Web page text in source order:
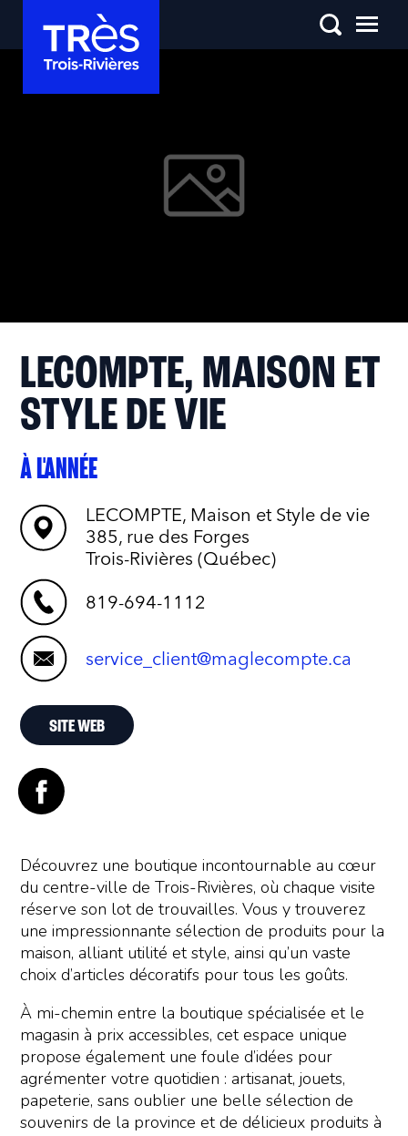
Découvrez une boutique incontournable au cœur
du centre-ville de Trois-Rivières, où chaque visite
réserve son lot de trouvailles. Vous y trouverez
une impressionnante sélection de produits pour la
maison, alliant utilité et style, ainsi qu’un vaste
choix d’articles décoratifs pour tous les goûts.
À mi-chemin entre la boutique spécialisée et le
magasin à prix accessibles, cet espace unique
propose également une foule d’idées pour
agrémenter votre quotidien : artisanat, jouets,
papeterie, sans oublier une belle sélection de
souvenirs de la province et de délicieux produits à
LECOMPTE, MAISON ET
STYLE DE VIE
À L'ANNÉE
LECOMPTE, Maison et Style de vie
385, rue des Forges
Trois-Rivières (Québec)
819-694-1112
service_client@maglecompte.ca
SITE WEB